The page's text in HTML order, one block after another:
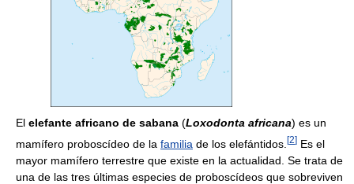
El elefante africano de sabana (Loxodonta africana) es un
mamífero proboscídeo de la familia de los elefántidos. [2] Es el
mayor mamífero terrestre que existe en la actualidad. Se trata de
una de las tres últimas especies de proboscídeos que sobreviven